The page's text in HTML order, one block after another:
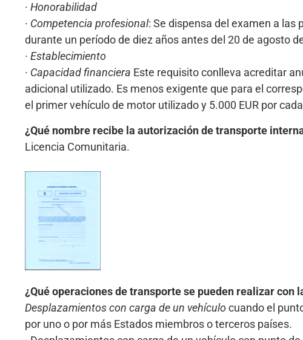
· Honorabilidad
· Competencia profesional: Se dispensa del examen a
durante un período de diez años antes del 20 de agosto
· Establecimiento
· Capacidad financiera Este requisito conlleva acreditar
adicional utilizado. Es menos exigente que para el
el primer vehículo de motor utilizado y 5.000 EUR por
¿Qué nombre recibe la autorización de transporte
Licencia Comunitaria.
¿Qué operaciones de transporte se pueden realizar con
Desplazamientos con carga de un vehículocuando el
por uno o por más Estados miembros o terceros países.